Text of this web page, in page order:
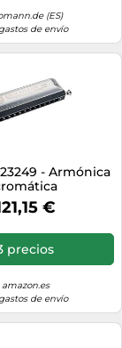
(ES)
de envío
- Armónica
€
precios
amazon.es
de envío